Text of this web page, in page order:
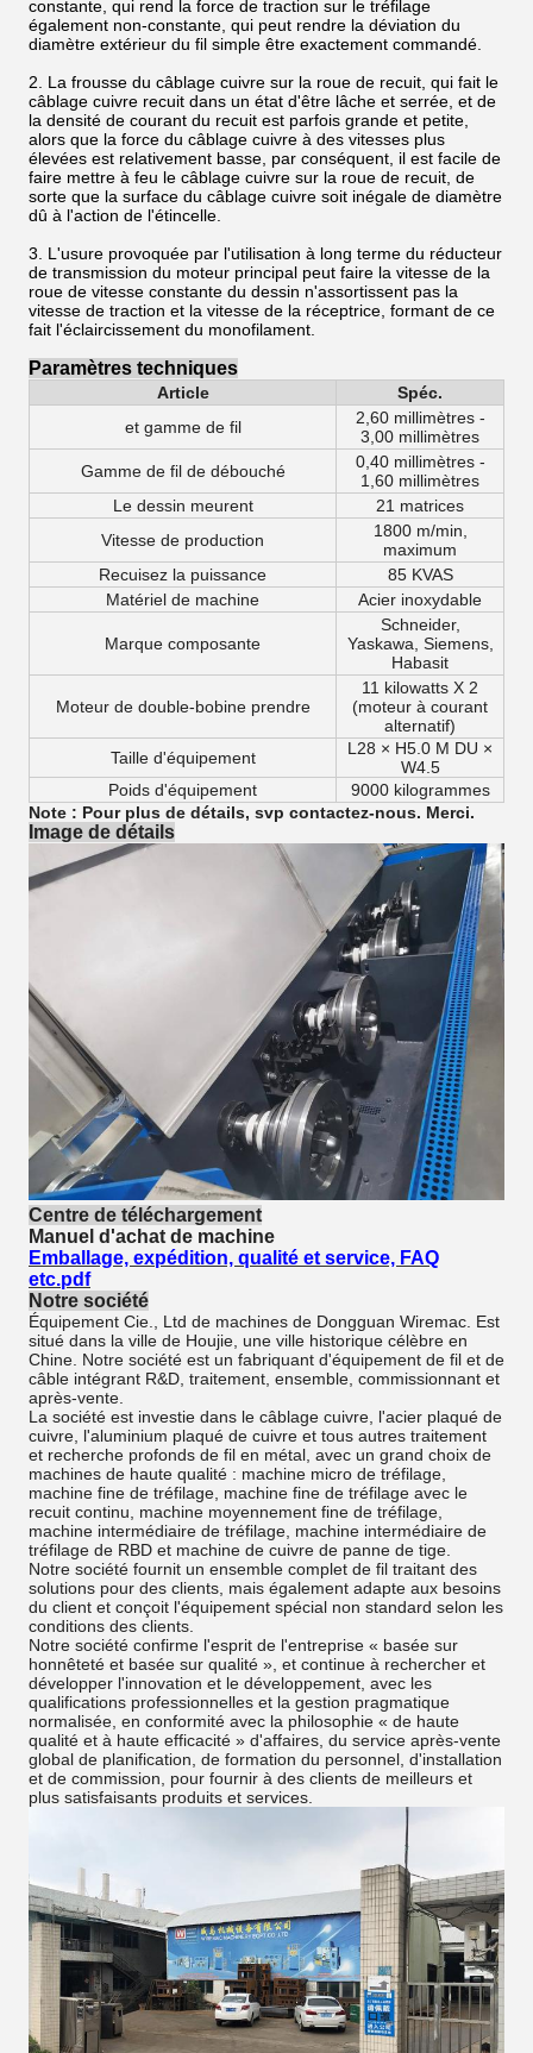
constante, qui rend la force de traction sur le tréfilage
également non-constante, qui peut rendre la déviation du
diamètre extérieur du fil simple être exactement commandé.
2. La frousse du câblage cuivre sur la roue de recuit, qui fait le
câblage cuivre recuit dans un état d'être lâche et serrée, et de
la densité de courant du recuit est parfois grande et petite,
alors que la force du câblage cuivre à des vitesses plus
élevées est relativement basse, par conséquent, il est facile de
faire mettre à feu le câblage cuivre sur la roue de recuit, de
sorte que la surface du câblage cuivre soit inégale de diamètre
dû à l'action de l'étincelle.
3. L'usure provoquée par l'utilisation à long terme du réducteur
de transmission du moteur principal peut faire la vitesse de la
roue de vitesse constante du dessin n'assortissent pas la
vitesse de traction et la vitesse de la réceptrice, formant de ce
fait l'éclaircissement du monofilament.
Paramètres techniques
Article
Spéc.
et gamme de fil
2,60 millimètres -
3,00 millimètres
Gamme de fil de débouché
0,40 millimètres -
1,60 millimètres
Le dessin meurent
21 matrices
Vitesse de production
1800 m/min,
maximum
Recuisez la puissance
85 KVAS
Matériel de machine
Acier inoxydable
Marque composante
Schneider,
Yaskawa, Siemens,
Habasit
Moteur de double-bobine prendre
11 kilowatts X 2
(moteur à courant
alternatif)
Taille d'équipement
L28 × H5.0 M DU ×
W4.5
Poids d'équipement
9000 kilogrammes
Note : Pour plus de détails, svp contactez-nous. Merci.
Image de détails
Centre de téléchargement
Manuel d'achat de machine
Emballage, expédition, qualité et service, FAQ
etc.pdf
Notre société
Équipement Cie., Ltd de machines de Dongguan Wiremac. Est
situé dans la ville de Houjie, une ville historique célèbre en
Chine. Notre société est un fabriquant d'équipement de fil et de
câble intégrant R&D, traitement, ensemble, commissionnant et
après-vente.
La société est investie dans le câblage cuivre, l'acier plaqué de
cuivre, l'aluminium plaqué de cuivre et tous autres traitement
et recherche profonds de fil en métal, avec un grand choix de
machines de haute qualité : machine micro de tréfilage,
machine fine de tréfilage, machine fine de tréfilage avec le
recuit continu, machine moyennement fine de tréfilage,
machine intermédiaire de tréfilage, machine intermédiaire de
tréfilage de RBD et machine de cuivre de panne de tige.
Notre société fournit un ensemble complet de fil traitant des
solutions pour des clients, mais également adapte aux besoins
du client et conçoit l'équipement spécial non standard selon les
conditions des clients.
Notre société confirme l'esprit de l'entreprise « basée sur
honnêteté et basée sur qualité », et continue à rechercher et
développer l'innovation et le développement, avec les
qualifications professionnelles et la gestion pragmatique
normalisée, en conformité avec la philosophie « de haute
qualité et à haute efficacité » d'affaires, du service après-vente
global de planification, de formation du personnel, d'installation
et de commission, pour fournir à des clients de meilleurs et
plus satisfaisants produits et services.